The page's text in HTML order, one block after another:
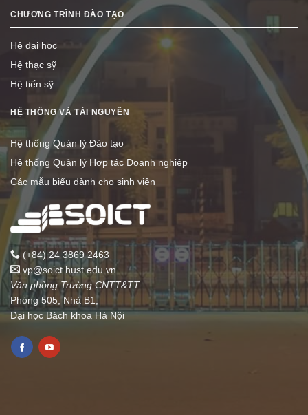
CHƯƠNG TRÌNH ĐÀO TẠO
Hệ đại học
Hệ thạc sỹ
Hệ tiến sỹ
HỆ THỐNG VÀ TÀI NGUYÊN
Hệ thống Quản lý Đào tạo
Hệ thống Quản lý Hợp tác Doanh nghiệp
Các mẫu biểu dành cho sinh viên
(+84) 24 3869 2463
vp@soict.hust.edu.vn
Văn phòng Trường CNTT&TT
Phòng 505, Nhà B1,
Đại học Bách khoa Hà Nội